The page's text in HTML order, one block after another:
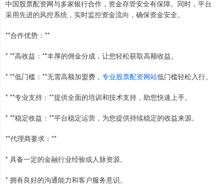
中国股票配资网与多家银行合作，资金存管安全有保障。同时，平台
采用先进的风控系统，实时监控资金流向，确保资金安全。
**合作优势：**
* **高收益：**丰厚的佣金分成，让您轻松获取高额收益。
* **低门槛：**无需高额加盟费， 专业股票配资网站低门槛轻松入行。
* **专业支持：**提供全面的培训和技术支持，助您快速上手。
* **稳定收益：**平台稳定运营，为您提供持续稳定的收益来源。
**代理商要求：**
* 具备一定的金融行业经验或人脉资源。
* 拥有良好的沟通能力和客户服务意识。